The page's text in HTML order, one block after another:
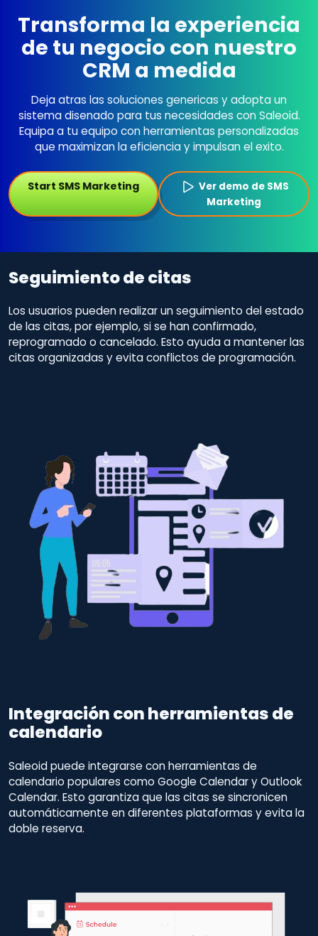
Transforma la experiencia
de tu negocio con nuestro
CRM a medida
Deja atras las soluciones genericas y adopta un
sistema disenado para tus necesidades con Saleoid.
Equipa a tu equipo con herramientas personalizadas
que maximizan la eficiencia y impulsan el exito.
Start SMS Marketing
Ver demo de SMS
Marketing
Seguimiento de citas
Los usuarios pueden realizar un seguimiento del estado
de las citas, por ejemplo, si se han confirmado,
reprogramado o cancelado. Esto ayuda a mantener las
citas organizadas y evita conflictos de programación.
Integración con herramientas de
calendario
Saleoid puede integrarse con herramientas de
calendario populares como Google Calendar y Outlook
Calendar. Esto garantiza que las citas se sincronicen
automáticamente en diferentes plataformas y evita la
doble reserva.